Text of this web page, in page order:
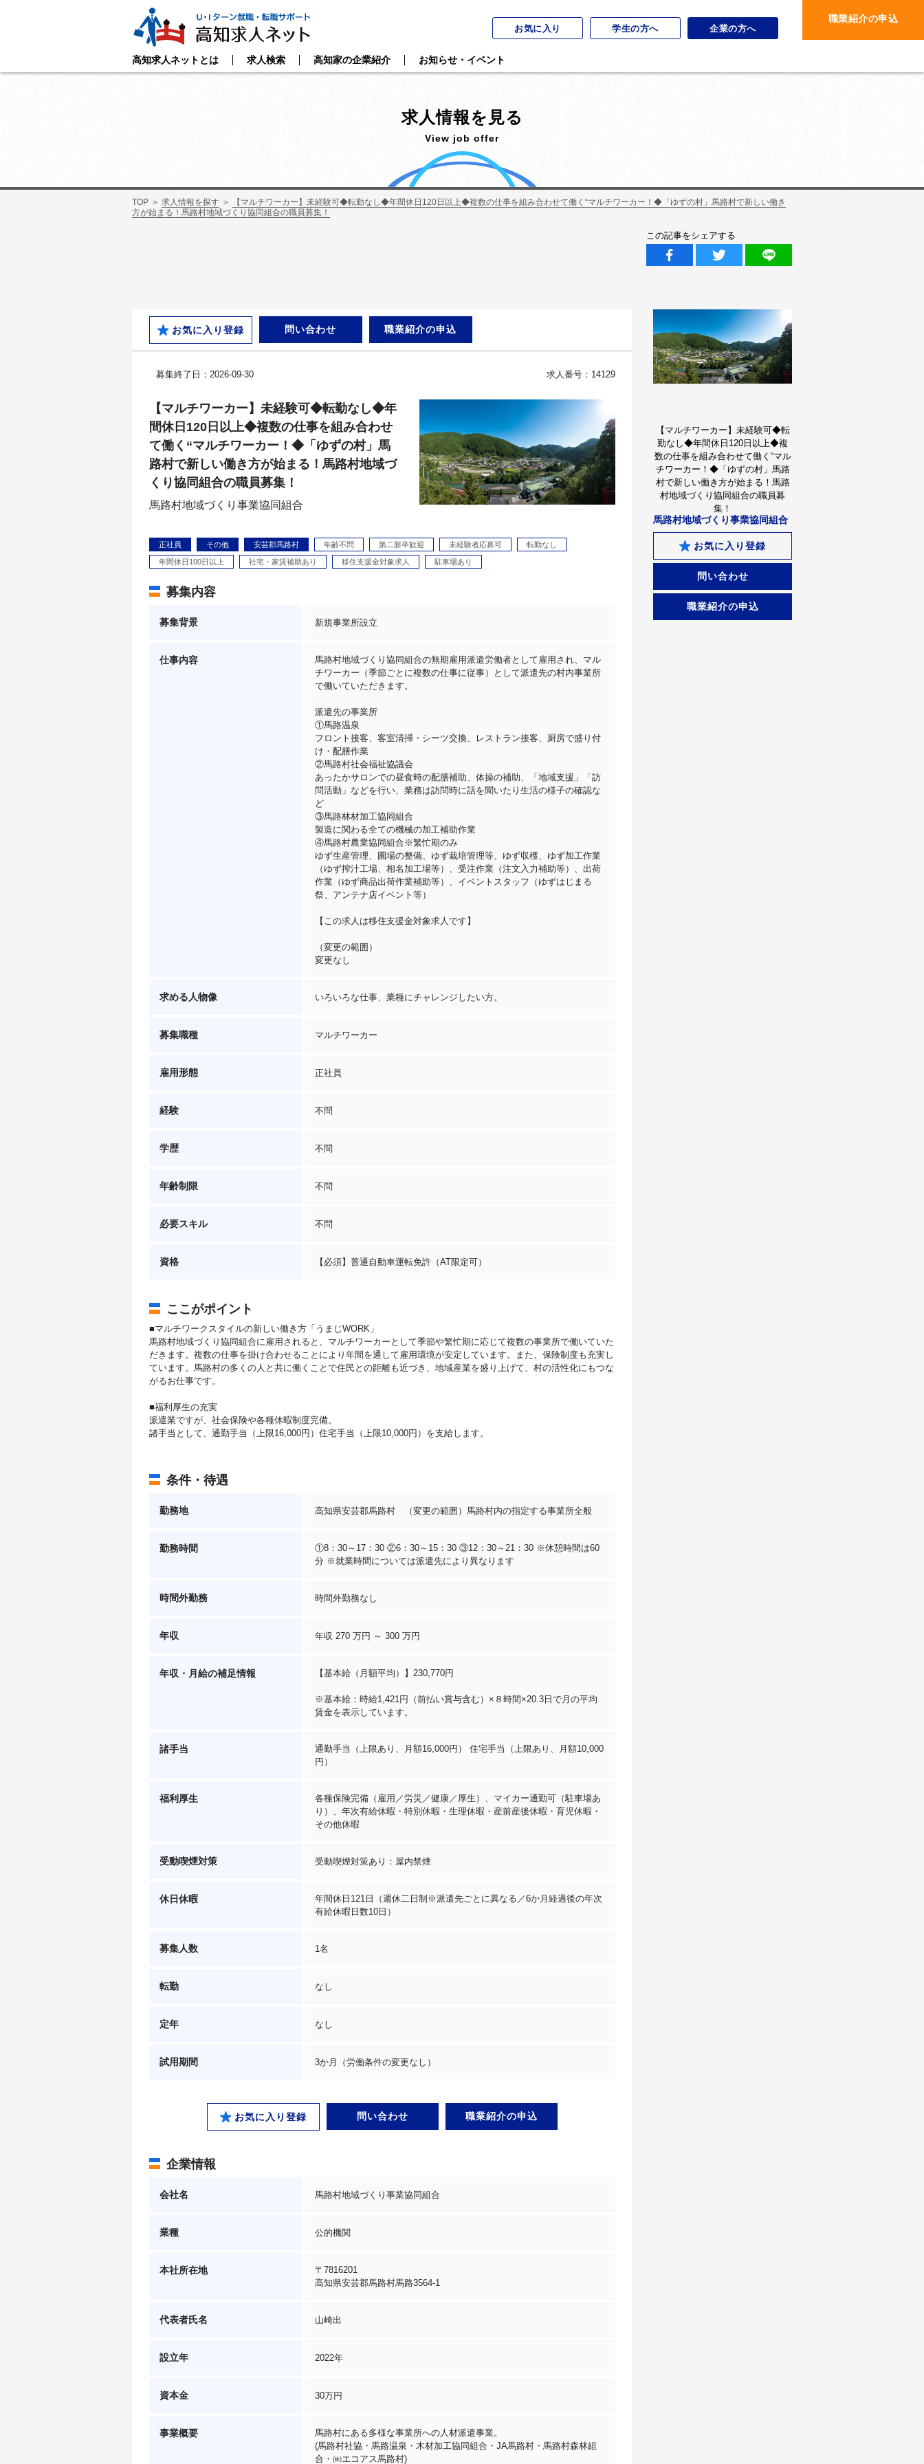
お気に入り 学生の方へ 企業の方へ
職業紹介の申込
高知求人ネットとは 求人検索 高知家の企業紹介 お知らせ・イベント
求人情報を見る
View job offer
TOP 求人情報を探す
【マルチワーカー】未経験可◆転勤なし◆年間休日120日以上◆複数の仕事を組み合わせて働く“マルチワーカー！◆「ゆずの村」馬路村で新しい働き
方が始まる！馬路村地域づくり協同組合の職員募集！
この記事をシェアする
お気に入り登録 問い合わせ 職業紹介の申込
募集終了日：2026-09-30 求人番号：14129
【マルチワーカー】未経験可◆転勤なし◆年
間休日120日以上◆複数の仕事を組み合わせ
て働く“マルチワーカー！◆「ゆずの村」馬
路村で新しい働き方が始まる！馬路村地域づ
くり協同組合の職員募集！
馬路村地域づくり事業協同組合
正社員 その他 安芸郡馬路村 年齢不問 第二新卒歓迎 未経験者応募可 転勤なし
年間休日100日以上 社宅・家賃補助あり 移住支援金対象求人 駐車場あり
募集内容
募集背景 新規事業所設立
仕事内容
馬路村地域づくり協同組合の無期雇用派遣労働者として雇用され、マル
チワーカー（季節ごとに複数の仕事に従事）として派遣先の村内事業所
で働いていただきます。
派遣先の事業所
①馬路温泉
フロント接客、客室清掃・シーツ交換、レストラン接客、厨房で盛り付
け・配膳作業
②馬路村社会福祉協議会
あったかサロンでの昼食時の配膳補助、体操の補助、「地域支援」「訪
問活動」などを行い、業務は訪問時に話を聞いたり生活の様子の確認な
ど
③馬路林材加工協同組合
製造に関わる全ての機械の加工補助作業
④馬路村農業協同組合※繁忙期のみ
ゆず生産管理、圃場の整備、ゆず栽培管理等、ゆず収穫、ゆず加工作業
（ゆず搾汁工場、相名加工場等）、受注作業（注文入力補助等）、出荷
作業（ゆず商品出荷作業補助等）、イベントスタッフ（ゆずはじまる
祭、アンテナ店イベント等）
【この求人は移住支援金対象求人です】
（変更の範囲）
変更なし
求める人物像 いろいろな仕事、業種にチャレンジしたい方。
募集職種 マルチワーカー
雇用形態 正社員
経験 不問
学歴 不問
年齢制限 不問
必要スキル 不問
資格 【必須】普通自動車運転免許（AT限定可）
ここがポイント
■マルチワークスタイルの新しい働き方「うまじWORK」
馬路村地域づくり協同組合に雇用されると、マルチワーカーとして季節や繁忙期に応じて複数の事業所で働いていた
だきます。複数の仕事を掛け合わせることにより年間を通して雇用環境が安定しています。また、保険制度も充実し
ています。馬路村の多くの人と共に働くことで住民との距離も近づき、地域産業を盛り上げて、村の活性化にもつな
がるお仕事です。
■福利厚生の充実
派遣業ですが、社会保険や各種休暇制度完備。
諸手当として、通勤手当（上限16,000円）住宅手当（上限10,000円）を支給します。
条件・待遇
勤務地 高知県安芸郡馬路村 （変更の範囲）馬路村内の指定する事業所全般
勤務時間
①8：30～17：30 ②6：30～15：30 ③12：30～21：30 ※休憩時間は60
分 ※就業時間については派遣先により異なります
時間外勤務 時間外勤務なし
年収 年収 270 万円 ～ 300 万円
年収・月給の補足情報 【基本給（月額平均）】230,770円
※基本給：時給1,421円（前払い賞与含む）×８時間×20.3日で月の平均
賃金を表示しています。
諸手当
通勤手当（上限あり、月額16,000円） 住宅手当（上限あり、月額10,000
円）
福利厚生
各種保険完備（雇用／労災／健康／厚生）、マイカー通勤可（駐車場あ
り）、年次有給休暇・特別休暇・生理休暇・産前産後休暇・育児休暇・
その他休暇
受動喫煙対策 受動喫煙対策あり：屋内禁煙
休日休暇
年間休日121日（週休二日制※派遣先ごとに異なる／6か月経過後の年次
有給休暇日数10日）
募集人数 1名
転勤 なし
定年 なし
試用期間 3か月（労働条件の変更なし）
お気に入り登録 問い合わせ 職業紹介の申込
企業情報
会社名 馬路村地域づくり事業協同組合
業種 公的機関
本社所在地
〒7816201
高知県安芸郡馬路村馬路3564-1
代表者氏名 山崎出
設立年 2022年
資本金 30万円
事業概要
馬路村にある多様な事業所への人材派遣事業。
(馬路村社協・馬路温泉・木材加工協同組合・JA馬路村・馬路村森林組
合・㈱エコアス馬路村)
【マルチワーカー】未経験可◆転
勤なし◆年間休日120日以上◆複
数の仕事を組み合わせて働く“マル
チワーカー！◆「ゆずの村」馬路
村で新しい働き方が始まる！馬路
村地域づくり協同組合の職員募
集！
馬路村地域づくり事業協同組合
お気に入り登録
問い合わせ
職業紹介の申込